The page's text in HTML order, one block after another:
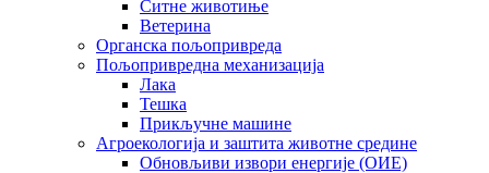
Ситне животиње
Ветерина
Органска пољопривреда
Пољопривредна механизација
Лака
Тешка
Прикључне машине
Агроекологија и заштита животне средине
Обновљиви извори енергије (ОИЕ)